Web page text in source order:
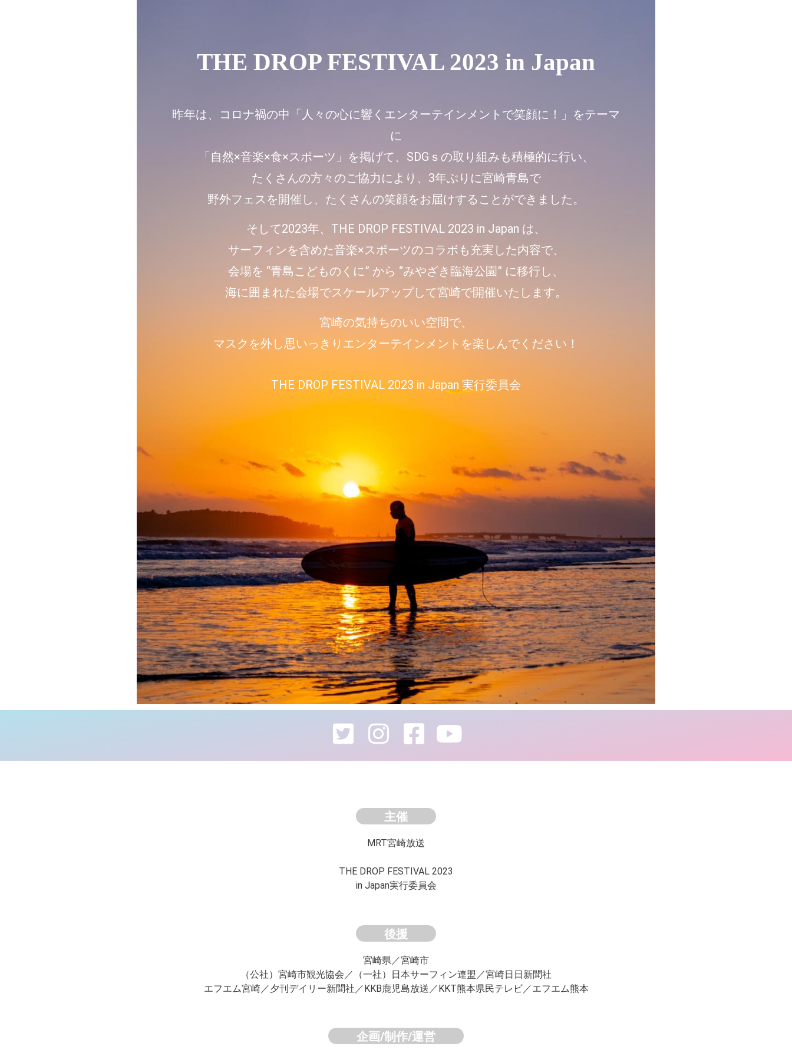
THE DROP FESTIVAL 2023 in Japan
昨年は、コロナ禍の中「人々の心に響くエンターテインメントで笑顔に！」をテーマ
に
「自然×音楽×食×スポーツ」を掲げて、SDGｓの取り組みも積極的に行い、
たくさんの方々のご協力により、3年ぶりに宮崎青島で
野外フェスを開催し、たくさんの笑顔をお届けすることができました。
そして2023年、THE DROP FESTIVAL 2023 in Japan は、
サーフィンを含めた音楽×スポーツのコラボも充実した内容で、
会場を “青島こどものくに” から “みやざき臨海公園” に移行し、
海に囲まれた会場でスケールアップして宮崎で開催いたします。
宮崎の気持ちのいい空間で、
マスクを外し思いっきりエンターテインメントを楽しんでください！
THE DROP FESTIVAL 2023 in Japan 実行委員会
主催
MRT宮崎放送
THE DROP FESTIVAL 2023
in Japan実行委員会
後援
宮崎県／宮崎市
（公社）宮崎市観光協会 ／
（一社）日本サーフィン連盟／宮崎日日新聞社
エフエム宮崎／夕刊デイリー新聞社／KKB鹿児島放送 ／KKT熊本県民テレビ／エフエム熊本
企画/制作/運営